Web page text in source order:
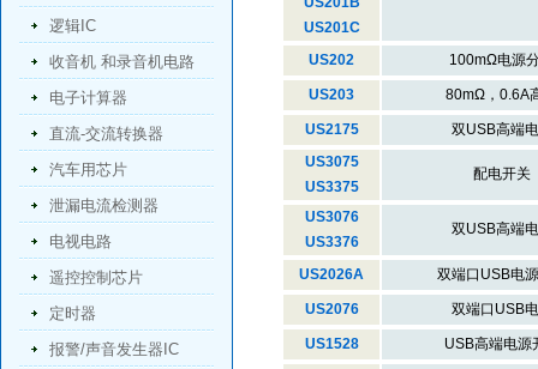
逻辑IC
收音机 和录音机电路
电子计算器
直流-交流转换器
汽车用芯片
泄漏电流检测器
电视电路
遥控控制芯片
定时器
报警/声音发生器IC
US201C
US202 100mΩ电源
US203 80mΩ，0.6A
US2175
双USB高端
US3075
US3375
配电开关
US3076
US3376
双USB高端
US2026A 双端口USB电
US2076 双端口USB
US1528 USB高端电源